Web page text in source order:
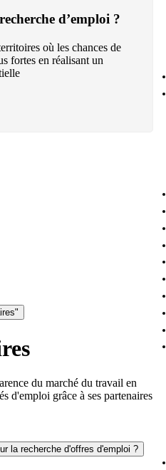
d’emploi ?
où les chances de
fortes en réalisant un
du marché du travail en
d'emploi grâce à ses partenaires
la recherche d'offres d'emploi ?